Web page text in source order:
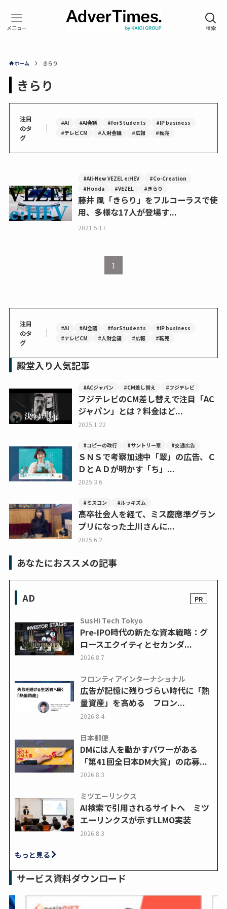
ホーム きらり
きらり
注目
のタ
グ
｜ #AI #AI会議 #forStudents
#IP business
#テレビCM
#人財会議 #広報 #転売
#All-New VEZEL e:HEV
#Co-Creation
#Honda
#VEZEL #きらり
藤井 風「きらり」をフルコーラスで使
用、多様な17人が登場す...
2021.5.17
1
注目
のタ
グ
｜ #AI #AI会議 #forStudents
#IP business
#テレビCM
#人財会議 #広報 #転売
殿堂入り人気記事
#ACジャパン #CM差し替え #フジテレビ
フジテレビのCM差し替えで注目「AC
ジャパン」とは？料金はど...
2025.1.22
#コピーの改行 #サントリー翠 #交通広告
ＳＮＳで考察加速中「翠」の広告、Ｃ
ＤとＡＤが明かす「ち」...
2025.3.6
#ミスコン #ルッキズム
高卒社会人を経て、ミス慶應準グラン
プリになった土川さんに...
2025.6.2
あなたにおススメの記事
AD
SusHi Tech Tokyo
Pre-IPO時代の新たな資本戦略：グ
ロースエクイティとセカンダ...
2026.8.7
フロンティアインターナショナル
広告が記憶に残りづらい時代に「熱
量資産」を高める フロン...
2026.8.4
日本郵便
DMには人を動かすパワーがある
「第41回全日本DM大賞」の応募...
2026.8.3
ミツエーリンクス
AI検索で引用されるサイトへ ミツ
エーリンクスが示すLLMO実装
2026.8.3
もっと見る
サービス資料ダウンロード